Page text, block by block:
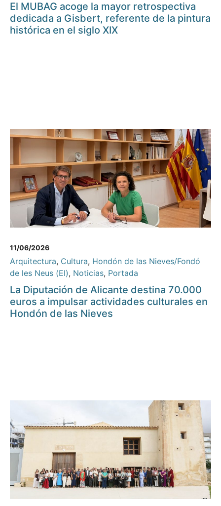
El MUBAG acoge la mayor retrospectiva
dedicada a Gisbert, referente de la pintura
histórica en el siglo XIX
11/06/2026
Arquitectura, Cultura, Hondón de las Nieves/Fondó
de les Neus (El), Noticias, Portada
La Diputación de Alicante destina 70.000
euros a impulsar actividades culturales en
Hondón de las Nieves